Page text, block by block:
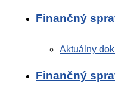
Finančný
Aktuálny
Finančný